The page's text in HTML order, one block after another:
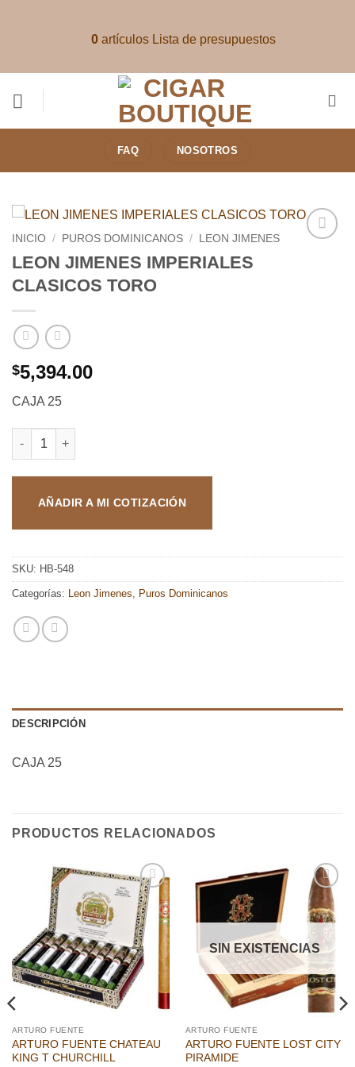
0artículos Lista de presupuestos
FAQ NOSOTROS
INICIO / PUROS DOMINICANOS / LEON JIMENES
LEON JIMENES IMPERIALES
CLASICOS TORO
$5,394.00
CAJA 25
LEON JIMENES IMPERIALES CLASICOS TORO cantidad
AÑADIR A MI COTIZACIÓN
SKU: HB-548
Categorías: Leon Jimenes, Puros Dominicanos
DESCRIPCIÓN
CAJA 25
PRODUCTOS RELACIONADOS
Añadir
a la
lista de
deseos
ARTURO FUENTE
ARTURO FUENTE CHATEAU
KING T CHURCHILL
Añadir
a la
lista de
deseos
SIN EXISTENCIAS
ARTURO FUENTE
ARTURO FUENTE LOST CITY
PIRAMIDE